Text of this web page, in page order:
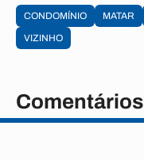
CONDOMÍNIO MATAR
VIZINHO
Comentários